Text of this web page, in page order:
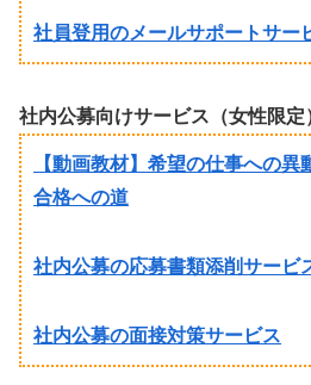
社員登用のメールサポートサー
社内公募向けサービス（女性限定
【動画教材】希望の仕事への
合格への道
社内公募の応募書類添削サービ
社内公募の面接対策サービス